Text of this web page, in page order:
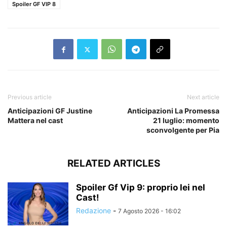
Spoiler GF VIP 8
Previous article
Anticipazioni GF Justine
Mattera nel cast
Next article
Anticipazioni La Promessa
21 luglio: momento
sconvolgente per Pia
RELATED ARTICLES
Spoiler Gf Vip 9: proprio lei nel
Cast!
Redazione - 7 Agosto 2026 - 16:02